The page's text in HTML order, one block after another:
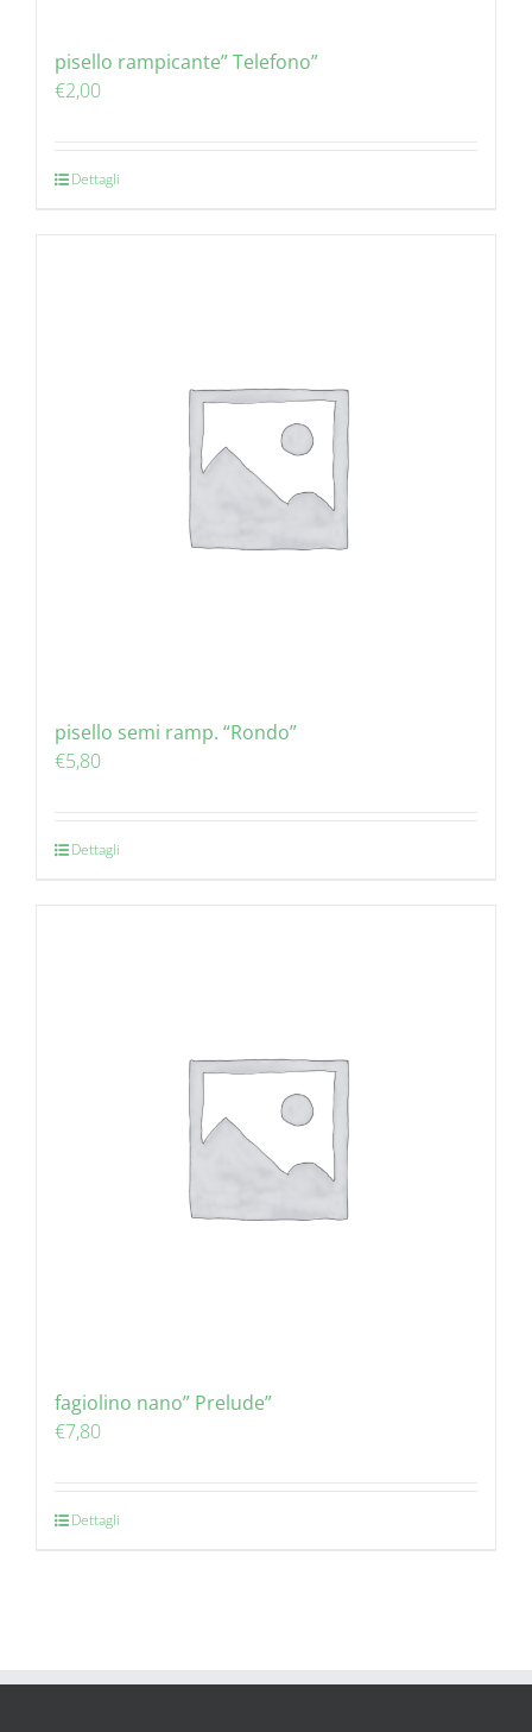
pisello rampicante” Telefono”
€2,00
Dettagli
pisello semi ramp. “Rondo”
€5,80
Dettagli
fagiolino nano” Prelude”
€7,80
Dettagli